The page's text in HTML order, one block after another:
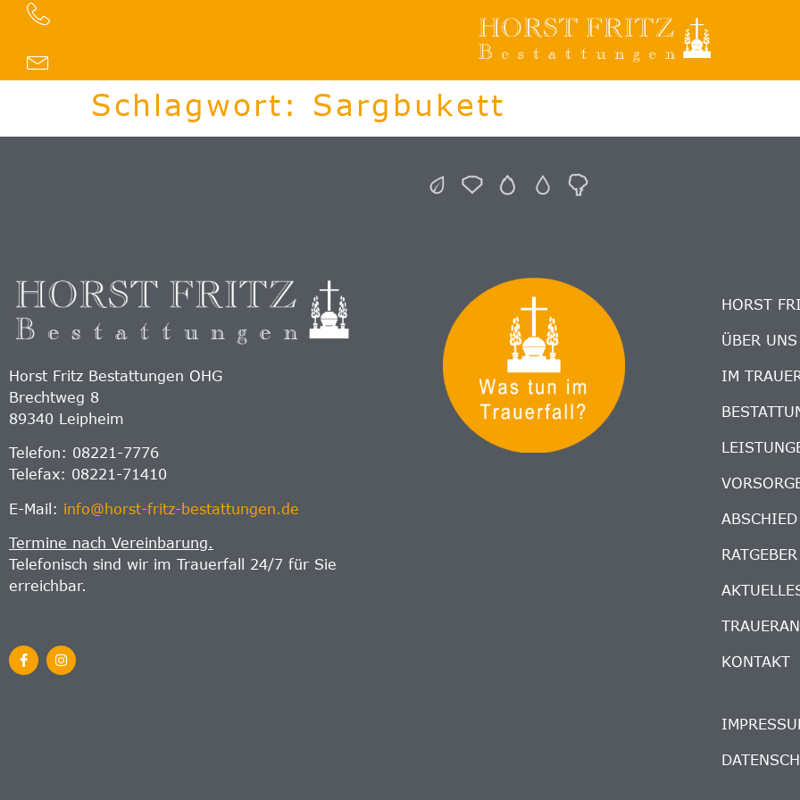
springen
Schlagwort: Sargbukett
Horst Fritz Bestattungen OHG
Brechtweg 8
89340 Leipheim
Telefon: 08221-7776
Telefax: 08221-71410
E-Mail: info@horst-fritz-bestattungen.de
Termine nach Vereinbarung.
Telefonisch sind wir im Trauerfall 24/7 für Sie
erreichbar.
HORST
ÜBER UNS
IM
RATGEBER
KONTAKT